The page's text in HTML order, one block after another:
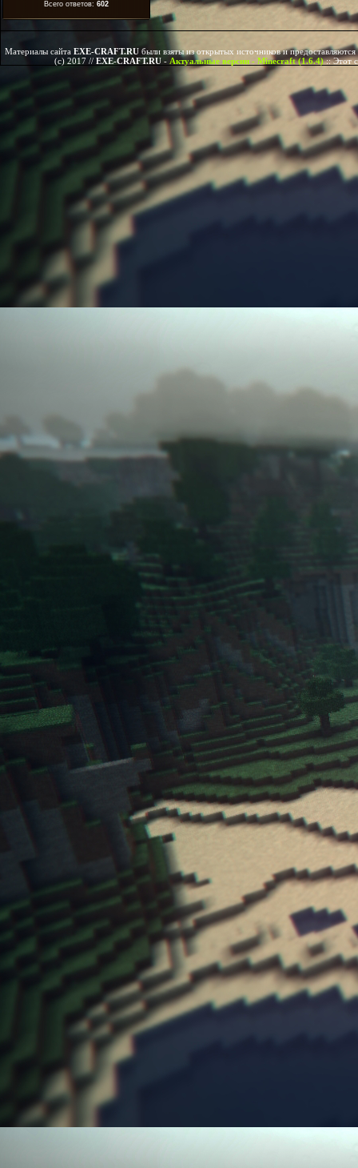
Всего ответов: 602
Материалы сайта EXE-CRAFT.RU были взяты из открытых источников и
(c) 2017 // EXE-CRAFT.RU - Актуальные версии - Minecraft (1.6.4)::Этот